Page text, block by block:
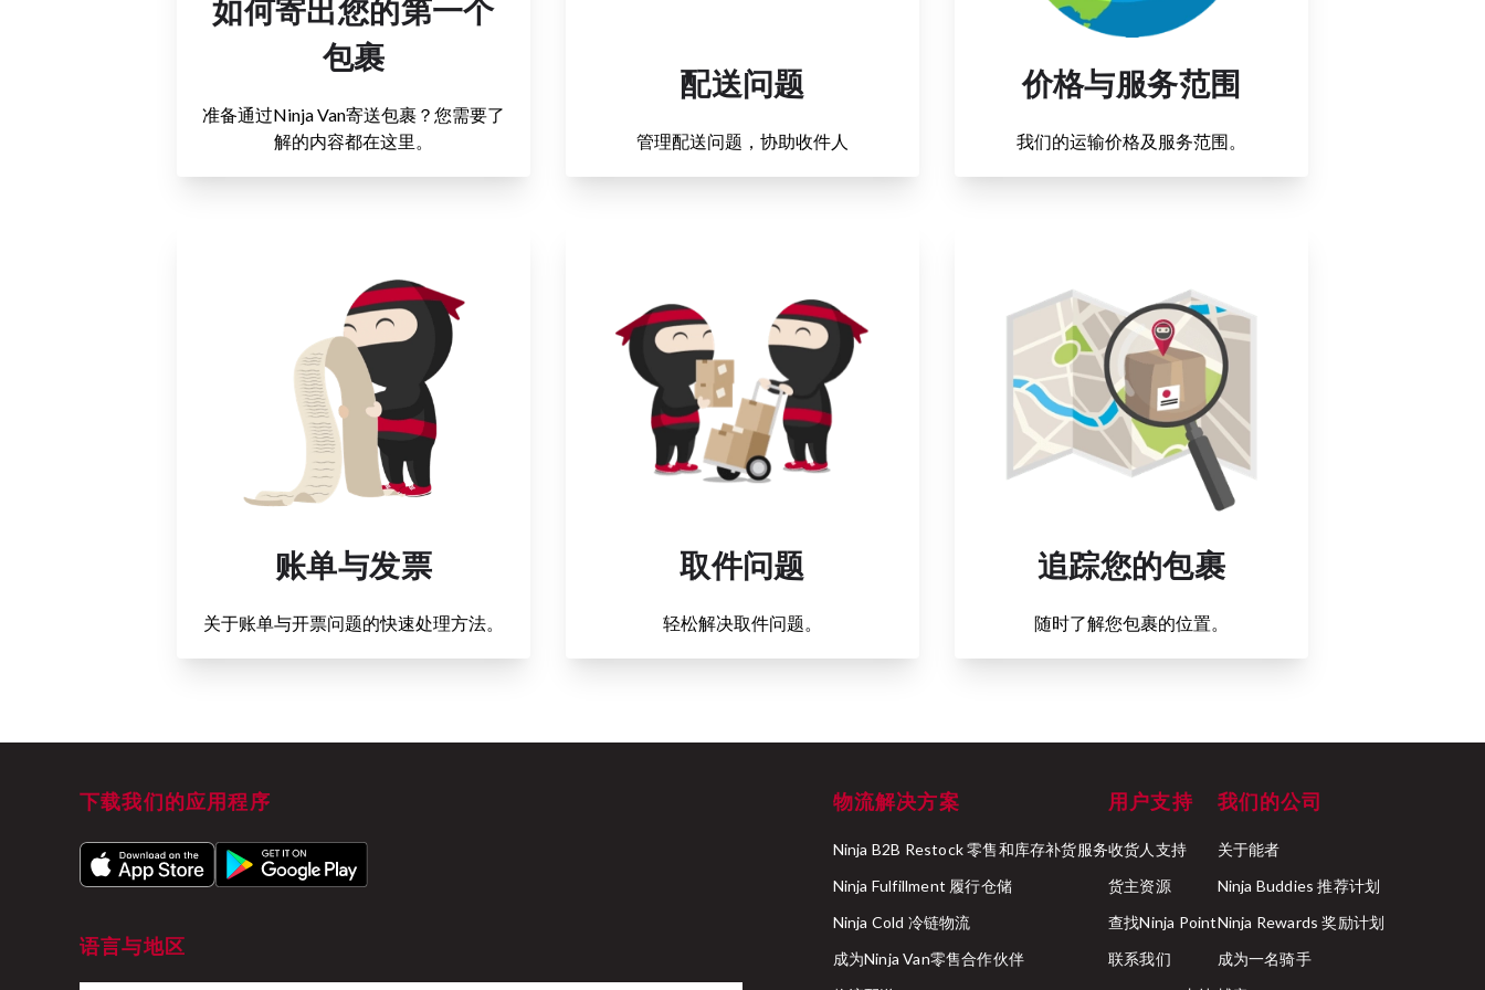
如何寄出您的第一个
包裹
准备通过Ninja Van寄送包裹？您需要了
解的内容都在这里。
配送问题
管理配送问题，协助收件人
价格与服务范围
我们的运输价格及服务范围。
账单与发票
关于账单与开票问题的快速处理方法。
取件问题
轻松解决取件问题。
追踪您的包裹
随时了解您包裹的位置。
下载我们的应用程序
语言与地区
物流解决方案
Ninja B2B Restock 零售和库存补货服务
Ninja Fulfillment 履行仓储
Ninja Cold 冷链物流
成为Ninja Van零售合作伙伴
用户支持
收货人支持
货主资源
查找Ninja Point
联系我们
我们的公司
关于能者
Ninja Buddies 推荐计划
Ninja Rewards 奖励计划
成为一名骑手